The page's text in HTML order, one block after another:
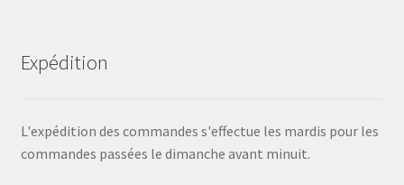
Expédition
L'expédition des commandes s'effectue les mardis pour les
commandes passées le dimanche avant minuit.